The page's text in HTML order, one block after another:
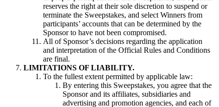
reserves the right at their sole discretion to suspend or
terminate the Sweepstakes, and select Winners from
participants’ accounts that can be determined by the
Sponsor to have not been compromised.
All of Sponsor’s decisions regarding the application
and interpretation of the Official Rules and Conditions
are final.
LIMITATIONS OF LIABILITY.
To the fullest extent permitted by applicable law:
By entering this Sweepstakes, you agree that the
Sponsor and its affiliates, subsidiaries and
advertising and promotion agencies, and each of